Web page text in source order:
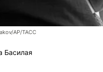
AP/ТАСС
Басилая